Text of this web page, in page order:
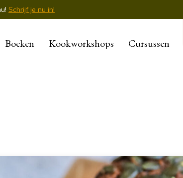
Schrijf je nu in!
Boeken Kookworkshops Cursussen